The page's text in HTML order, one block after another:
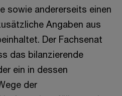
sowie andererseits einen
Angaben aus
Der Fachsenat
das bilanzierende
ein in dessen
der